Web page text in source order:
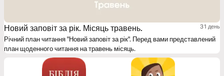
Новий заповіт за рік. Місяць травень. 31 день
Річний план читання "Новий заповіт за рік". Перед вами представлений
план щоденного читання на травень місяць.